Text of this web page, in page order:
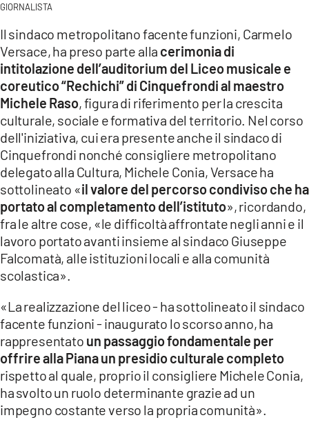
LACPLAY.IT
LACTV.IT
LACONAIR.IT
LACITYMAG.IT
ILREGGINO.IT
COSENZACHANNEL.IT
ILVIBONESE.IT
CATANZAROCHANNEL.IT
LACAPITALENEWS.IT
ANDROID
APPLE
GIORNALISTA
Il sindaco metropolitano facente funzioni, Carmelo
Versace, ha preso parte alla cerimonia di
intitolazione dell’auditorium del Liceo musicale e
coreutico “Rechichi” di Cinquefrondi al maestro
Michele Raso, figura di riferimento per la crescita
culturale, sociale e formativa del territorio. Nel corso
dell'iniziativa, cui era presente anche il sindaco di
Cinquefrondi nonché consigliere metropolitano
delegato alla Cultura, Michele Conia, Versace ha
sottolineato «il valore del percorso condiviso che ha
portato al completamento dell’istituto», ricordando,
fra le altre cose, «le difficoltà affrontate negli anni e il
lavoro portato avanti insieme al sindaco Giuseppe
Falcomatà, alle istituzioni locali e alla comunità
scolastica».
«La realizzazione del liceo - ha sottolineato il sindaco
facente funzioni - inaugurato lo scorso anno, ha
rappresentato un passaggio fondamentale per
offrire alla Piana un presidio culturale completo
rispetto al quale, proprio il consigliere Michele Conia,
ha svolto un ruolo determinante grazie ad un
impegno costante verso la propria comunità».